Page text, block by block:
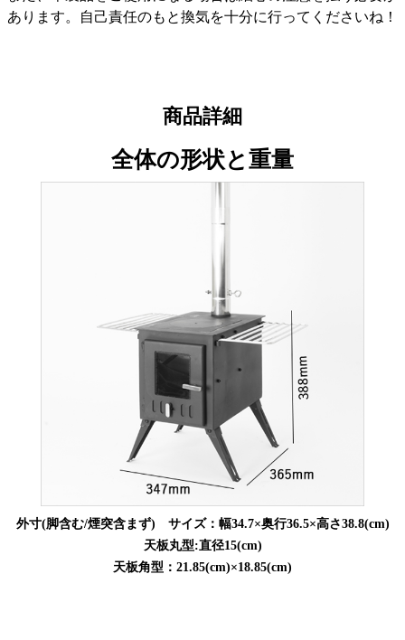
あります。自己責任のもと換気を十分に行ってくださいね！
商品詳細
全体の形状と重量
外寸(脚含む/煙突含まず) サイズ：幅34.7×奥行36.5×高さ38.8(cm)
天板丸型:直径15(cm)
天板角型：21.85(cm)×18.85(cm)